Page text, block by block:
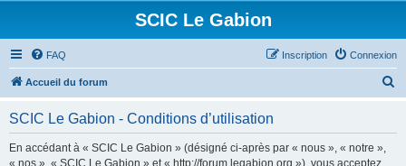
SCIC Le Gabion
FAQ Connexion
Inscription
Accueil du forum
SCIC Le Gabion - Conditions d’utilisation
En accédant à « SCIC Le Gabion » (désigné ci-après par « nous », « notre »,
« nos », « SCIC Le Gabion » et « http://forum.legabion.org »), vous acceptez